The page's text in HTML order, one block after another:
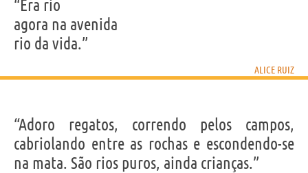
“Era rio
agora na avenida
rio da vida.”
ALICE RUIZ
“Adoro regatos, correndo pelos campos,
cabriolando entre as rochas e escondendo-se
na mata. São rios puros, ainda crianças.”